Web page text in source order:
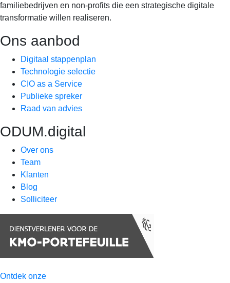
familiebedrijven en non-profits die een strategische digitale
transformatie willen realiseren.
Ons aanbod
Digitaal stappenplan
Technologie selectie
CIO as a Service
Publieke spreker
Raad van advies
ODUM.digital
Over ons
Team
Klanten
Blog
Solliciteer
Ontdek onze